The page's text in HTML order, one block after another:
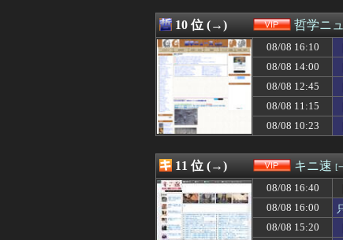
08/08 13:30
【悲報】佐藤
08/08 13:27
「怒ったら6
08/08 13:25
【悲報】とに
08/08 13:18
ワイ「オラー
08/08 13:10
【画像】最上
【悲報】クレ
08/08 13:09
【埼玉】憂国
08/08 13:05
【胸糞】北海
08/08 13:04
【悲報】ラッ
08/08 13:02
【画像】久保π
08/08 13:01
【画像】浜辺
08/08 13:00
幽☆遊☆白書（
08/08 13:00
【画像】コメ
08/08 13:00
京大病院、脳
08/08 13:00
【画像】まん
10 位 (→) 哲学ニ
08/08 16:10
08/08 14:00
08/08 12:45
08/08 11:15
08/08 10:23
11 位 (→) キニ速 [
08/08 16:40
08/08 16:00
08/08 15:20